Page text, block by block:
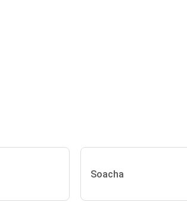
Soacha